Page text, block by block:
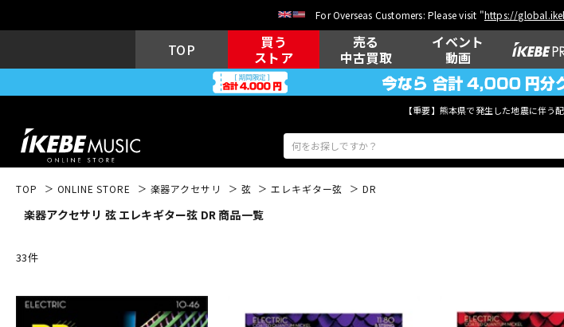
For Overseas Customers: Please visit "https://
TOP
買う
ストア
売る
中古買取
イベント
動画
【重要】熊本県で発生した地震に伴う
キーボード
TOP ONLINE STORE 楽器アクセサリ 弦 エレキギター弦 DR
楽器アクセサリ 弦 エレキギター弦 DR 商品一覧
33件